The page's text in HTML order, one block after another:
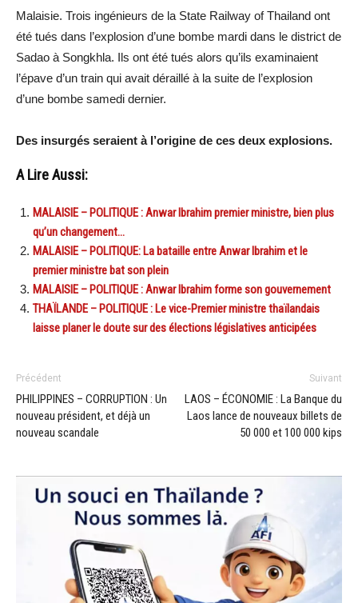
Malaisie. Trois ingénieurs de la State Railway of Thailand ont
été tués dans l’explosion d’une bombe mardi dans le district de
Sadao à Songkhla. Ils ont été tués alors qu’ils examinaient
l’épave d’un train qui avait déraillé à la suite de l’explosion
d’une bombe samedi dernier.
Des insurgés seraient à l’origine de ces deux explosions.
A Lire Aussi:
MALAISIE – POLITIQUE : Anwar Ibrahim premier ministre, bien plus
qu’un changement…
MALAISIE – POLITIQUE: La bataille entre Anwar Ibrahim et le
premier ministre bat son plein
MALAISIE – POLITIQUE : Anwar Ibrahim forme son gouvernement
THAÏLANDE – POLITIQUE : Le vice-Premier ministre thaïlandais
laisse planer le doute sur des élections législatives anticipées
Précédent
PHILIPPINES – CORRUPTION : Un
nouveau président, et déjà un
nouveau scandale
Suivant
LAOS – ÉCONOMIE : La Banque du
Laos lance de nouveaux billets de
50 000 et 100 000 kips